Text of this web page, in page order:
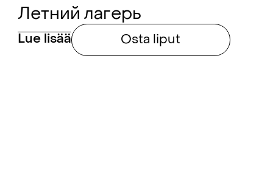
Летний лагерь
Lue lisää Osta liput